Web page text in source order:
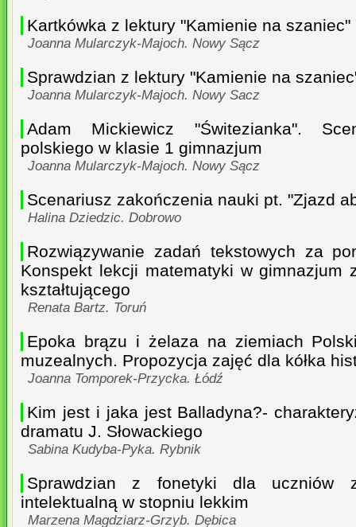
Kartkówka z lektury "Kamienie na szaniec"
Joanna Mularczyk-Majoch. Nowy Sącz
Sprawdzian z lektury "Kamienie na
Joanna Mularczyk-Majoch. Nowy Sacz
Adam Mickiewicz "Świtezianka".
polskiego w klasie 1 gimnazjum
Joanna Mularczyk-Majoch. Nowy Sącz
Scenariusz zakończenia nauki pt. "Zjazd
Halina Dziedzic. Dobrowo
Rozwiązywanie zadań tekstowych za
Konspekt lekcji matematyki w gimnazjum
kształtującego
Renata Bartz. Toruń
Epoka brązu i żelaza na ziemiach
muzealnych. Propozycja zajęć dla kółka
Joanna Tomporek-Przycka. Łódź
Kim jest i jaka jest Balladyna?-
dramatu J. Słowackiego
Sabina Kudyba-Pyka. Rybnik
Sprawdzian z fonetyki dla uczniów z
intelektualną w stopniu lekkim
Marzena Magdziarz-Grzyb. Dębica